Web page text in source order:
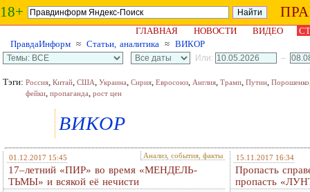
18+
ГЛАВНАЯ НОВОСТИ ВИДЕО
ПравдаИнформ ≈ Статьи, аналитика ≈ ВИКОР
Или:
–
Тэги: Россия, Китай, США, Украина, Сирия, Евросоюз, Англия, Трамп, Путин, Порошенко
фейки, пропаганда, рост цен
ВИКОР
01.12.2017 15:45 Анализ, события, факты
17–летний «ПИР» во время «МЕНДЕЛЬ-
ТЬМЫ» и всякой её нечисти
15.11.2017 16:34
Пропасть
пропасть